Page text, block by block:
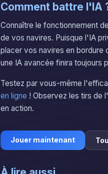
Comment battre l'IA
Connaître le fonctionnement
de vos navires. Puisque l'IA
placer vos navires en bordure
une IA avancée finira toujours
Testez par vous-même
en ligne ! Observez les tirs de
en action.
Jouer maintenant